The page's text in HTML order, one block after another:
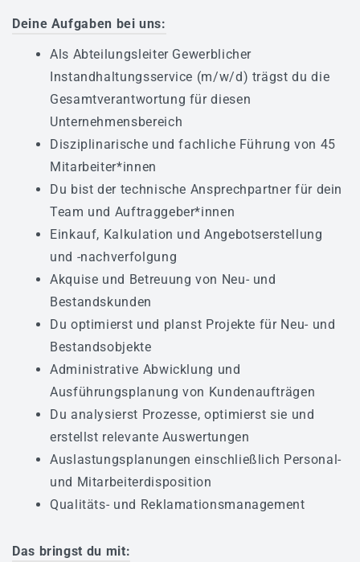
SCHALTANLAGENBAU
Kontakt
Über RAPIRO
Aktuelles
Partner
Mediathek
Fernwartung
AGB
Referenzen
JETZT BEWERBEN
Deine Aufgaben bei uns:
Als Abteilungsleiter Gewerblicher
Instandhaltungsservice (m/w/d) trägst du die
Gesamtverantwortung für diesen
Unternehmensbereich
Disziplinarische und fachliche Führung von 45
Mitarbeiter*innen
Du bist der technische Ansprechpartner für dein
Team und Auftraggeber*innen
Einkauf, Kalkulation und Angebotserstellung
und -nachverfolgung
Akquise und Betreuung von Neu- und
Bestandskunden
Du optimierst und planst Projekte für Neu- und
Bestandsobjekte
Administrative Abwicklung und
Ausführungsplanung von Kundenaufträgen
Du analysierst Prozesse, optimierst sie und
erstellst relevante Auswertungen
Auslastungsplanungen einschließlich Personal-
und Mitarbeiterdisposition
Qualitäts- und Reklamationsmanagement
Das bringst du mit: